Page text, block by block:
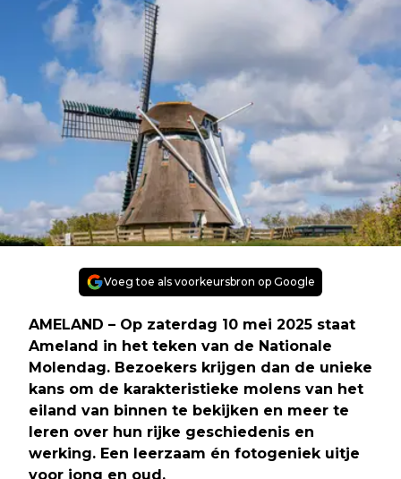
Voeg toe als voorkeursbron op Google
AMELAND – Op zaterdag 10 mei 2025 staat
Ameland in het teken van de Nationale
Molendag. Bezoekers krijgen dan de unieke
kans om de karakteristieke molens van het
eiland van binnen te bekijken en meer te
leren over hun rijke geschiedenis en
werking. Een leerzaam én fotogeniek uitje
voor jong en oud.